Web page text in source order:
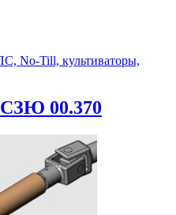
No-Till, культиваторы,
00.370